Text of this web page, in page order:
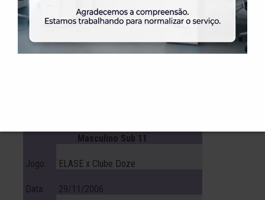
Hora: 20h30
Masculino Sub 11
Jogo: ELASE x Clube Doze
Data: 29/11/2006